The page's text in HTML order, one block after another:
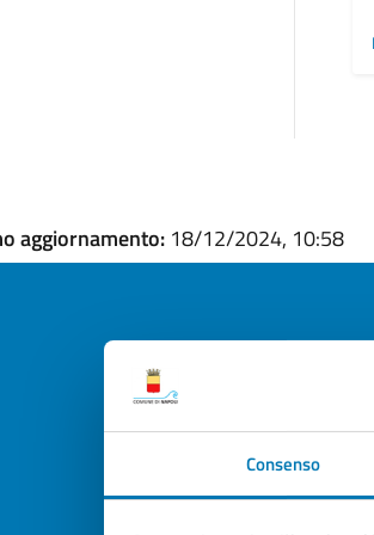
Consenso
aggiornamento: 18/12/2024, 10:58
Valuta la